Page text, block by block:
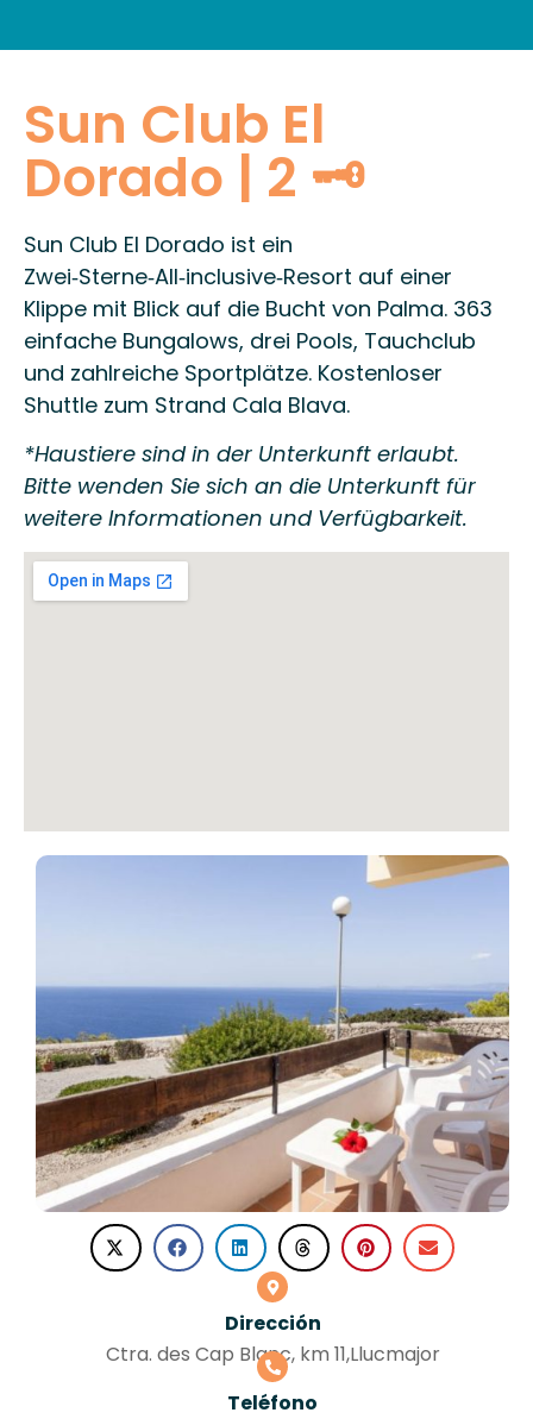
Sun Club El
Dorado | 2 🗝
Sun Club El Dorado ist ein
Zwei‑Sterne‑All‑inclusive‑Resort auf einer
Klippe mit Blick auf die Bucht von Palma. 363
einfache Bungalows, drei Pools, Tauchclub
und zahlreiche Sportplätze. Kostenloser
Shuttle zum Strand Cala Blava.
*Haustiere sind in der Unterkunft erlaubt.
Bitte wenden Sie sich an die Unterkunft für
weitere Informationen und Verfügbarkeit.
Dirección
Ctra. des Cap Blanc, km 11,Llucmajor
Teléfono